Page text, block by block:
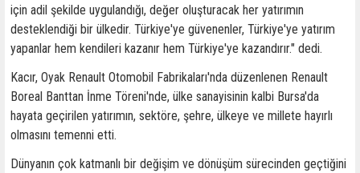
için adil şekilde uygulandığı, değer oluşturacak her yatırımın
desteklendiği bir ülkedir. Türkiye'ye güvenenler, Türkiye'ye yatırım
yapanlar hem kendileri kazanır hem Türkiye'ye kazandırır." dedi.
Kacır, Oyak Renault Otomobil Fabrikaları'nda düzenlenen Renault
Boreal Banttan İnme Töreni'nde, ülke sanayisinin kalbi Bursa'da
hayata geçirilen yatırımın, sektöre, şehre, ülkeye ve millete hayırlı
olmasını temenni etti.
Dünyanın çok katmanlı bir değişim ve dönüşüm sürecinden geçtiğini